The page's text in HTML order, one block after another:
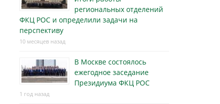
региональных отделений
ФКЦ РОС и определили задачи на
перспективу
10 месяцев назад
В Москве состоялось
ежегодное заседание
Президиума ФКЦ РОС
1 год назад